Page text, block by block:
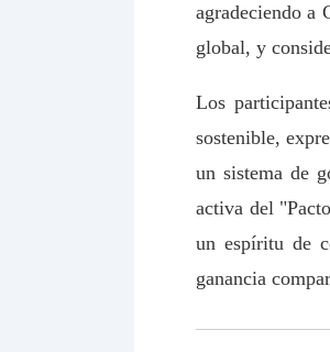
agradeciendo a
global, y
Los
sostenible,
un sistema de
activa del
un espíritu de
ganancia